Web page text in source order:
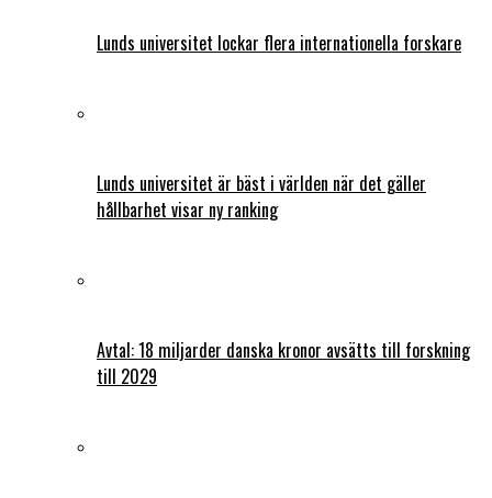
Lunds universitet lockar flera internationella forskare
Lunds universitet är bäst i världen när det gäller
hållbarhet visar ny ranking
Avtal: 18 miljarder danska kronor avsätts till forskning
till 2029